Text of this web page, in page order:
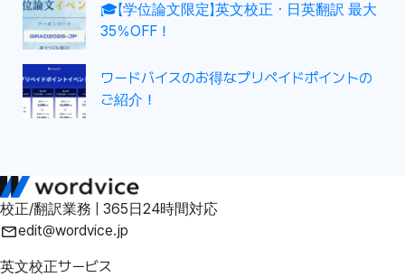
🎓【学位論文限定】英文校正・日英翻訳 最大
35％OFF！
ワードバイスのお得なプリペイドポイントの
ご紹介！
校正/翻訳業務 | 365日24時間対応
edit@wordvice.jp
英文校正サービス